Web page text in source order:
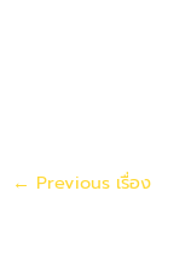
← Previous เรื่อง